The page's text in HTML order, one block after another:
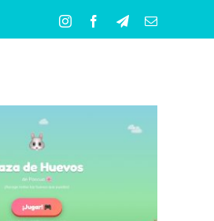
InstagramFacebookTelegramCorreo
Caza de huevos